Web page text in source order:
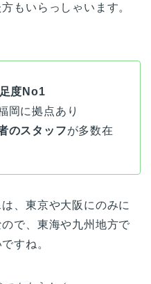
もいらっしゃいます。
度No1
岡に拠点あり
のスタッフが多数在
、東京や大阪にのみに
で、東海や九州地方で
すね。